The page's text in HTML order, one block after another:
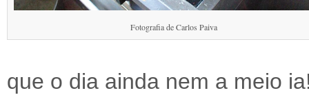
Fotografia de Carlos Paiva
que o dia ainda nem a meio